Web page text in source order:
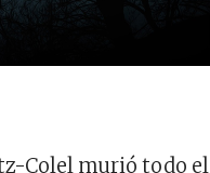
Colel murió todo el